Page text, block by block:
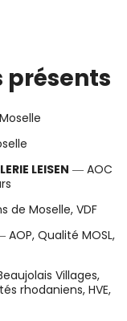
présents
LEISEN ― AOC
de Moselle, VDF
AOP, Qualité MOSL,
Villages,
rhodaniens, HVE,